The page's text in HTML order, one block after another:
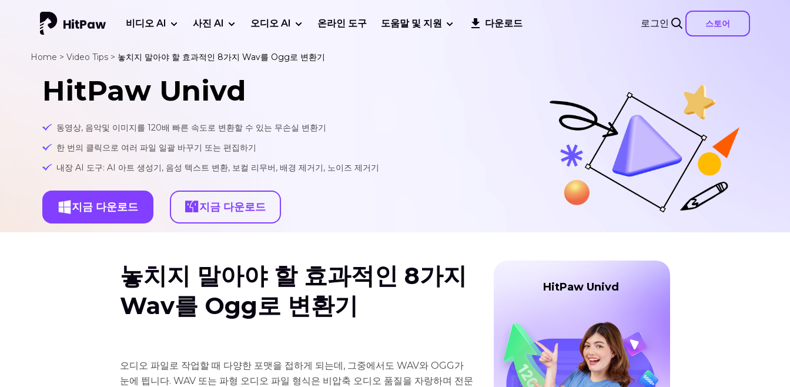
로그인 스토어
비디오 AI 사진 AI 오디오 AI 온라인 도구 도움말 및 지원 다운로드
Home > Video Tips > 놓치지 말아야 할 효과적인 8가지 Wav를 Ogg로 변환기
HitPaw Univd
동영상, 음악및 이미지를 120배 빠른 속도로 변환할 수 있는 무손실 변환기
한 번의 클릭으로 여러 파일 일괄 바꾸기 또는 편집하기
내장 AI 도구: AI 아트 생성기, 음성 텍스트 변환, 보컬 리무버, 배경 제거기, 노이즈 제거기
지금 다운로드 지금 다운로드
놓치지 말아야 할 효과적인 8가지
Wav를 Ogg로 변환기
오디오 파일로 작업할 때 다양한 포맷을 접하게 되는데, 그중에서도 WAV와 OGG가
눈에 띕니다. WAV 또는 파형 오디오 파일 형식은 비압축 오디오 품질을 자랑하며 전문
HitPaw Univd